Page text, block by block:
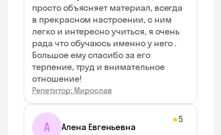
просто объясняет материал, всегда
в прекрасном настроении, с ним
легко и интересно учиться, я очень
рада что обучаюсь именно у него .
Большое ему спасибо за его
терпение, труд и внимательное
отношение!
Репетитор: Мирослав
А Алена Евгеньевна
★5